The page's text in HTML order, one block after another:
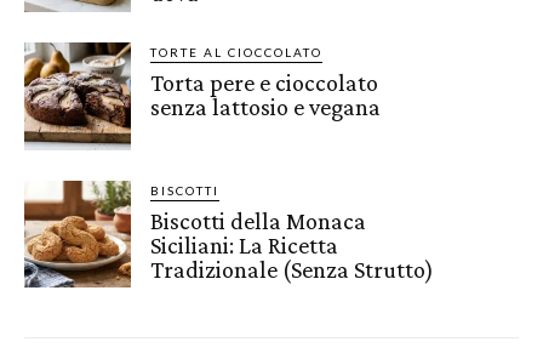
TORTE AL CIOCCOLATO
Torta pere e cioccolato
senza lattosio e vegana
BISCOTTI
Biscotti della Monaca
Siciliani: La Ricetta
Tradizionale (Senza Strutto)